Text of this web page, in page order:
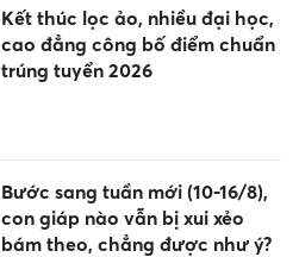
Kết thúc lọc ảo, nhiều đại học,
cao đẳng công bố điểm chuẩn
trúng tuyển 2026
Bước sang tuần mới (10-16/8),
con giáp nào vẫn bị xui xẻo
bám theo, chẳng được như ý?